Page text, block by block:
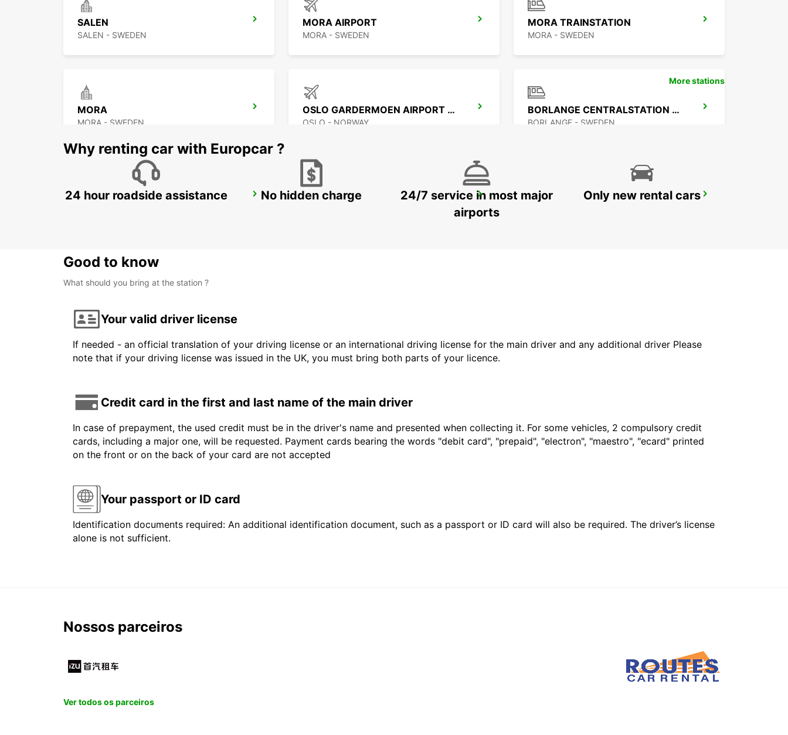
SALEN
SALEN - SWEDEN
MORA AIRPORT
MORA - SWEDEN
MORA TRAINSTATION
MORA - SWEDEN
MORA
MORA - SWEDEN
OSLO GARDERMOEN AIRPORT MEET AND GREET
OSLO - NORWAY
BORLANGE CENTRALSTATION GUSTAF VASA
BORLANGE - SWEDEN
BORLANGE FALUN DELIVERY AND COLLECTION FALUN TRAIN STATION
More stations
Why renting car with Europcar ?
24 hour roadside assistance No hidden charge
24/7 service in most major
airports
Only new rental cars
Good to know
What should you bring at the station ?
Your valid driver license
If needed - an official translation of your driving license or an international driving license for the main driver and any additional driver Please
note that if your driving license was issued in the UK, you must bring both parts of your licence.
Credit card in the first and last name of the main driver
In case of prepayment, the used credit must be in the driver's name and presented when collecting it. For some vehicles, 2 compulsory credit
cards, including a major one, will be requested. Payment cards bearing the words "debit card", "prepaid", "electron", "maestro", "ecard" printed
on the front or on the back of your card are not accepted
Your passport or ID card
Identification documents required: An additional identification document, such as a passport or ID card will also be required. The driver’s license
alone is not sufficient.
Nossos parceiros
Ver todos os parceiros